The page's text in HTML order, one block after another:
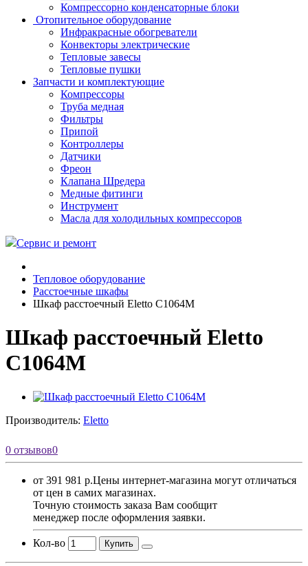
Компрессорно конденсаторные блоки
Отопительное оборудование
Инфракрасные обогреватели
Конвекторы электрические
Тепловые завесы
Тепловые пушки
Запчасти и комплектующие
Компрессоры
Труба медная
Фильтры
Припой
Контроллеры
Датчики
Фреон
Клапана Шредера
Медные фитинги
Инструмент
Масла для холодильных компрессоров
Сервис и ремонт
Тепловое оборудование
Расстоечные шкафы
Шкаф расстоечный Eletto C1064M
Шкаф расстоечный Eletto
C1064M
Производитель: Eletto
0 отзывов0
от 391 981 р.Цены интернет-магазина могут отличаться
от цен в самих магазинах.
Точную стоимость заказа Вам сообщит
менеджер после оформления заявки.
Кол-во Купить